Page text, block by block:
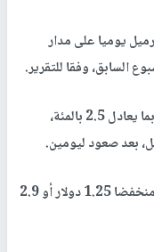
إلى 8.78 مليون برميل يوميا على مدار
وهبط خام القياس العالمي برنت 1.15 دولار، بما يعادل 2.5 بالمئة،
وأغلق الخام الأميركي غرب تكساس الوسيط منخفضا 1.25 دولار أو 2.9